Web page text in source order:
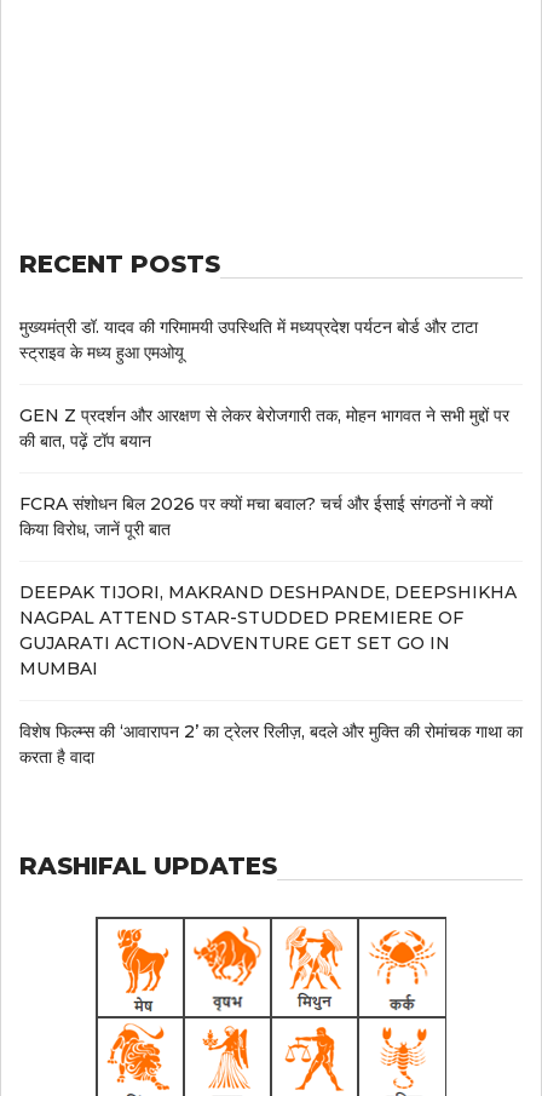
RECENT POSTS
मुख्यमंत्री डॉ. यादव की गरिमामयी उपस्थिति में मध्यप्रदेश पर्यटन बोर्ड और टाटा
स्ट्राइव के मध्य हुआ एमओयू
GEN Z प्रदर्शन और आरक्षण से लेकर बेरोजगारी तक, मोहन भागवत ने सभी मुद्दों पर
की बात, पढ़ें टॉप बयान
FCRA संशोधन बिल 2026 पर क्यों मचा बवाल? चर्च और ईसाई संगठनों ने क्यों
किया विरोध, जानें पूरी बात
DEEPAK TIJORI, MAKRAND DESHPANDE, DEEPSHIKHA
NAGPAL ATTEND STAR-STUDDED PREMIERE OF
GUJARATI ACTION-ADVENTURE GET SET GO IN
MUMBAI
विशेष फिल्म्स की ‘आवारापन 2’ का ट्रेलर रिलीज़, बदले और मुक्ति की रोमांचक गाथा का
करता है वादा
RASHIFAL UPDATES